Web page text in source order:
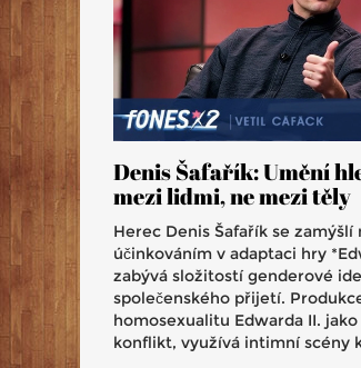
Denis Šafařík: Umění
mezi lidmi, ne mezi těly
Herec Denis Šafařík se zamýšlí
účinkováním v adaptaci hry
zabývá složitostí genderové
společenského přijetí.
homosexualitu Edwarda II.
konflikt, využívá intimní scény